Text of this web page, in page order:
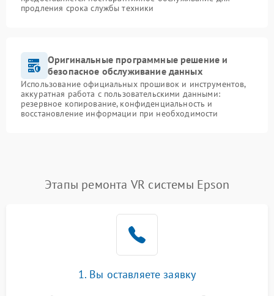
продления срока службы техники
Оригинальные программные решение и
безопасное обслуживание данных
Использование официальных прошивок и инструментов,
аккуратная работа с пользовательскими данными:
резервное копирование, конфиденциальность и
восстановление информации при необходимости
Этапы ремонта VR системы Epson
1. Вы оставляете заявку